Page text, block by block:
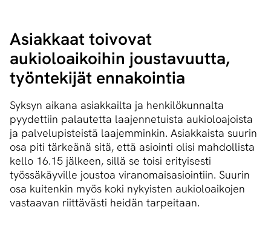
Asiakkaat toivovat
aukioloaikoihin joustavuutta,
työntekijät ennakointia
Syksyn aikana asiakkailta ja henkilökunnalta
pyydettiin palautetta laajennetuista aukioloajoista
ja palvelupisteistä laajemminkin. Asiakkaista suurin
osa piti tärkeänä sitä, että asiointi olisi mahdollista
kello 16.15 jälkeen, sillä se toisi erityisesti
työssäkäyville joustoa viranomaisasiointiin. Suurin
osa kuitenkin myös koki nykyisten aukioloaikojen
vastaavan riittävästi heidän tarpeitaan.